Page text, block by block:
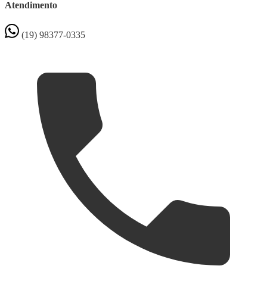
Atendimento
(19) 98377-0335